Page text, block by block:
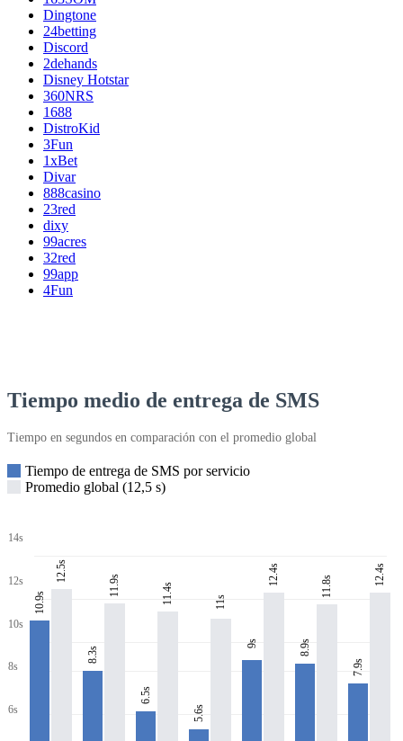
Dingtone
24betting
Discord
2dehands
Disney Hotstar
360NRS
1688
DistroKid
3Fun
1xBet
Divar
888casino
23red
dixy
99acres
32red
99app
4Fun
Tiempo medio de entrega de SMS
Tiempo en segundos en comparación con el promedio global
Tiempo de entrega de SMS por servicio
Promedio global (12,5 s)
14s
12s
10s
8s
6s
10.9s
12.5s
8.3s
11.9s
6.5s
11.4s
5.6s
11s
9s
12.4s
8.9s
11.8s
7.9s
12.4s